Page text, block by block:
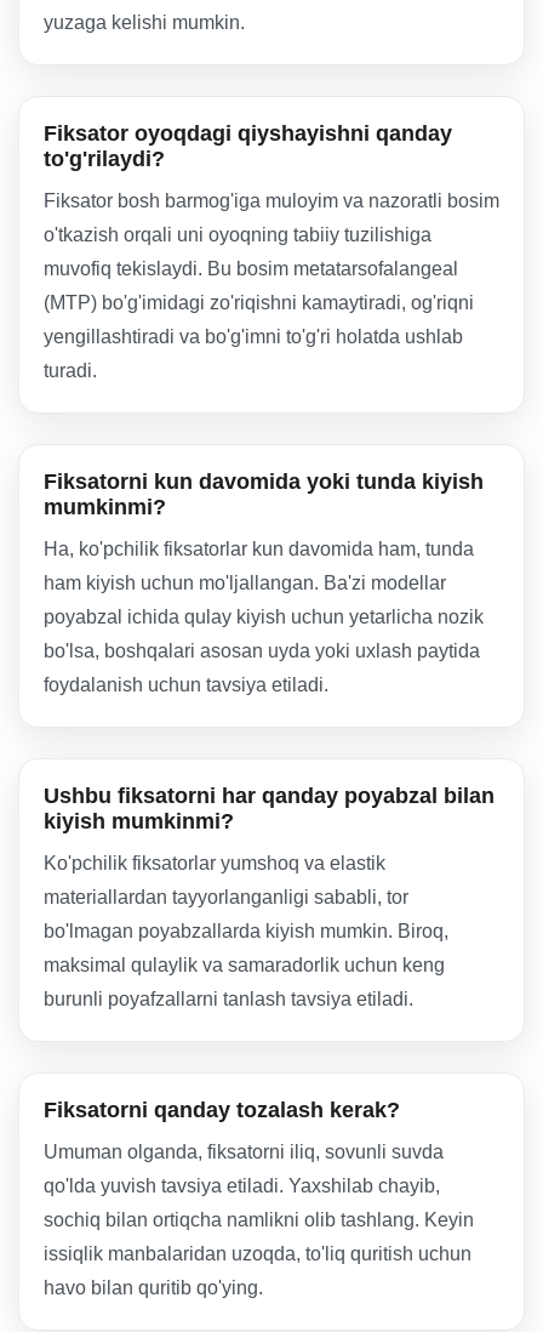
yuzaga kelishi mumkin.
Fiksator oyoqdagi qiyshayishni qanday
to'g'rilaydi?
Fiksator bosh barmog'iga muloyim va nazoratli bosim
o'tkazish orqali uni oyoqning tabiiy tuzilishiga
muvofiq tekislaydi. Bu bosim metatarsofalangeal
(MTP) bo'g'imidagi zo'riqishni kamaytiradi, og'riqni
yengillashtiradi va bo'g'imni to'g'ri holatda ushlab
turadi.
Fiksatorni kun davomida yoki tunda kiyish
mumkinmi?
Ha, ko'pchilik fiksatorlar kun davomida ham, tunda
ham kiyish uchun mo'ljallangan. Ba'zi modellar
poyabzal ichida qulay kiyish uchun yetarlicha nozik
bo'lsa, boshqalari asosan uyda yoki uxlash paytida
foydalanish uchun tavsiya etiladi.
Ushbu fiksatorni har qanday poyabzal bilan
kiyish mumkinmi?
Ko'pchilik fiksatorlar yumshoq va elastik
materiallardan tayyorlanganligi sababli, tor
bo'lmagan poyabzallarda kiyish mumkin. Biroq,
maksimal qulaylik va samaradorlik uchun keng
burunli poyafzallarni tanlash tavsiya etiladi.
Fiksatorni qanday tozalash kerak?
Umuman olganda, fiksatorni iliq, sovunli suvda
qo'lda yuvish tavsiya etiladi. Yaxshilab chayib,
sochiq bilan ortiqcha namlikni olib tashlang. Keyin
issiqlik manbalaridan uzoqda, to'liq quritish uchun
havo bilan quritib qo'ying.